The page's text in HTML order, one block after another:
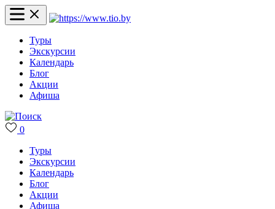
Туры
Экскурсии
Календарь
Блог
Акции
Афиша
0
Туры
Экскурсии
Календарь
Блог
Акции
Афиша